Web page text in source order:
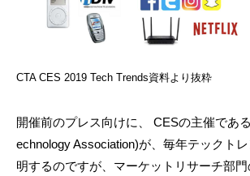
CTA CES 2019 Tech Trends資料より抜粋
開催前のプレス向けに、 CESの主催であ
echnology Association)が、毎年テックト
明するのですが、マーケットリサーチ部